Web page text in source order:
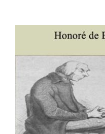
AJOUTER AU PANIER